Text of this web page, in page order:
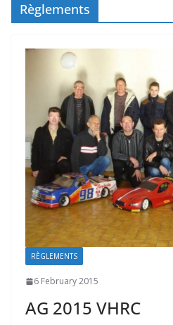
Règlements
RÈGLEMENTS
6 February 2015
AG 2015 VHRC